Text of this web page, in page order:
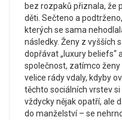
bez rozpaků přiznala, že
děti. Sečteno a
kterých se sama
následky. Ženy z vyšších
dopřávat „luxury beliefs“
společnost, zatímco ženy
velice rády vdaly, kdyby
těchto sociálních vrstev
vždycky nějak opatří, ale
do manželství – se